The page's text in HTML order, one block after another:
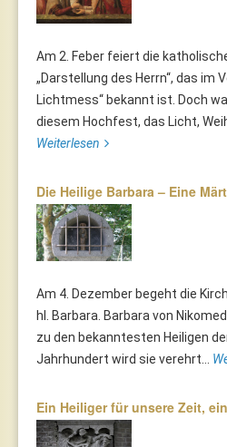
Am 2. Feber feiert die
„Darstellung des Herrn“, das im
Lichtmess“ bekannt ist. Doch
diesem Hochfest, das Licht,
Weiterlesen
Die Heilige Barbara – Eine
Am 4. Dezember begeht die
hl. Barbara. Barbara von
zu den bekanntesten Heiligen
Jahrhundert wird sie verehrt...
Ein Heiliger für unsere Zeit,